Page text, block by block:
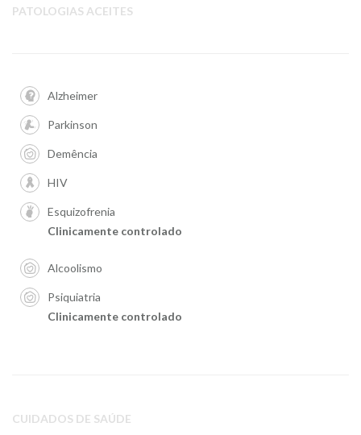
PATOLOGIAS ACEITES
Alzheimer
Parkinson
Demência
HIV
Esquizofrenia
Clinicamente controlado
Alcoolismo
Psiquiatria
Clinicamente controlado
CUIDADOS DE SAÚDE